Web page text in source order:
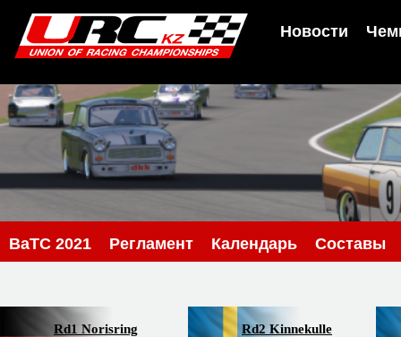
Новости
BaTC 2021 Регламент Календарь Составы
Rd1 Norisring
Rd2 Kinnekulle